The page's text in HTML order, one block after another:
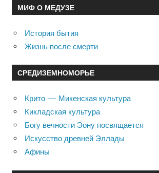
МИФ О МЕДУЗЕ
История бытия
Жизнь после смерти
СРЕДИЗЕМНОМОРЬЕ
Крито — Микенская культура
Кикладская культура
Богу вечности Эону посвящается
Искусство древней Эллады
Афины